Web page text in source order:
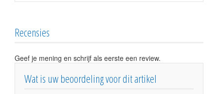
Recensies
Geef je mening en schrijf als eerste een review.
Wat is uw beoordeling voor dit artikel